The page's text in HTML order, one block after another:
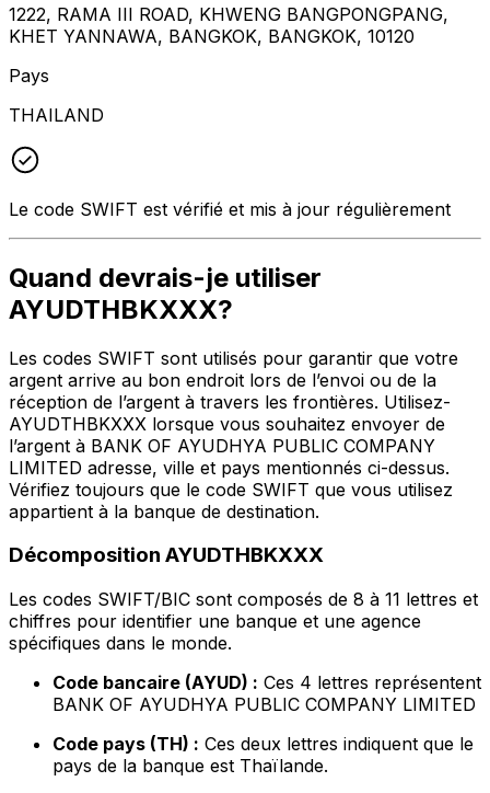
1222, RAMA III ROAD, KHWENG BANGPONGPANG,
KHET YANNAWA, BANGKOK, BANGKOK, 10120
Pays
THAILAND
Le code SWIFT est vérifié et mis à jour régulièrement
Quand devrais-je utiliser
AYUDTHBKXXX?
Les codes SWIFT sont utilisés pour garantir que votre
argent arrive au bon endroit lors de l’envoi ou de la
réception de l’argent à travers les frontières. Utilisez-
AYUDTHBKXXX lorsque vous souhaitez envoyer de
l’argent à BANK OF AYUDHYA PUBLIC COMPANY
LIMITED adresse, ville et pays mentionnés ci-dessus.
Vérifiez toujours que le code SWIFT que vous utilisez
appartient à la banque de destination.
Décomposition AYUDTHBKXXX
Les codes SWIFT/BIC sont composés de 8 à 11 lettres et
chiffres pour identifier une banque et une agence
spécifiques dans le monde.
Code bancaire (AYUD) : Ces 4 lettres représentent
BANK OF AYUDHYA PUBLIC COMPANY LIMITED
Code pays (TH) : Ces deux lettres indiquent que le
pays de la banque est Thaïlande.